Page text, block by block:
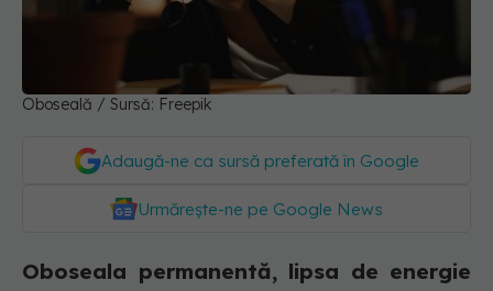
Oboseală / Sursă: Freepik
Adaugă-ne ca sursă preferată în Google
Urmărește-ne pe Google News
Oboseala permanentă, lipsa de energie